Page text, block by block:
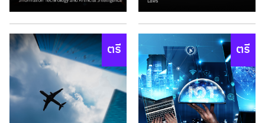
ตรี ตรี